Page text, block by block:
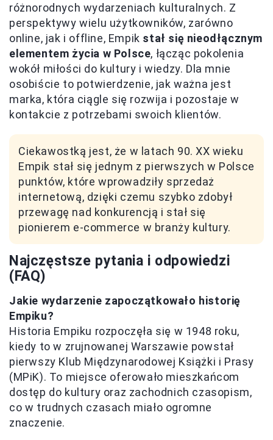
różnorodnych wydarzeniach kulturalnych. Z
perspektywy wielu użytkowników, zarówno
online, jak i offline, Empik stał się nieodłącznym
elementem życia w Polsce, łącząc pokolenia
wokół miłości do kultury i wiedzy. Dla mnie
osobiście to potwierdzenie, jak ważna jest
marka, która ciągle się rozwija i pozostaje w
kontakcie z potrzebami swoich klientów.
Ciekawostką jest, że w latach 90. XX wieku
Empik stał się jednym z pierwszych w Polsce
punktów, które wprowadziły sprzedaż
internetową, dzięki czemu szybko zdobył
przewagę nad konkurencją i stał się
pionierem e-commerce w branży kultury.
Najczęstsze pytania i odpowiedzi
(FAQ)
Jakie wydarzenie zapoczątkowało historię
Empiku?
Historia Empiku rozpoczęła się w 1948 roku,
kiedy to w zrujnowanej Warszawie powstał
pierwszy Klub Międzynarodowej Książki i Prasy
(MPiK). To miejsce oferowało mieszkańcom
dostęp do kultury oraz zachodnich czasopism,
co w trudnych czasach miało ogromne
znaczenie.